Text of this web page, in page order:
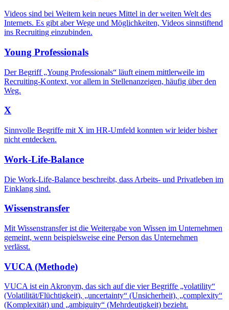
Videos sind bei Weitem kein neues Mittel in der weiten Welt des
Internets. Es gibt aber Wege und Möglichkeiten, Videos sinnstiftend
ins Recruiting einzubinden.
Young Professionals
Der Begriff „Young Professionals“ läuft einem mittlerweile im
Recruiting-Kontext, vor allem in Stellenanzeigen, häufig über den
Weg.
X
Sinnvolle Begriffe mit X im HR-Umfeld konnten wir leider bisher
nicht entdecken.
Work-Life-Balance
Die Work-Life-Balance beschreibt, dass Arbeits- und Privatleben im
Einklang sind.
Wissenstransfer
Mit Wissenstransfer ist die Weitergabe von Wissen im Unternehmen
gemeint, wenn beispielsweise eine Person das Unternehmen
verlässt.
VUCA (Methode)
VUCA ist ein Akronym, das sich auf die vier Begriffe „volatility“
(Volatilität/Flüchtigkeit), „uncertainty“ (Unsicherheit), „complexity“
(Komplexität) und „ambiguity“ (Mehrdeutigkeit) bezieht.